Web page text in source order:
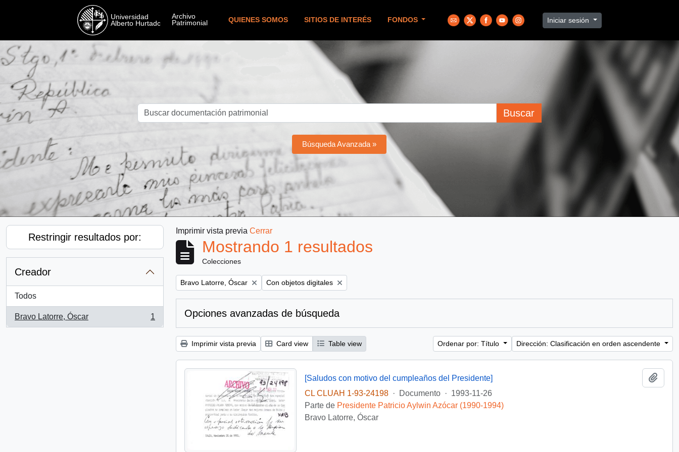
QUIENES SOMOS SITIOS DE INTERÉS FONDOS Iniciar sesión
Buscar
Búsqueda Avanzada »
Restringir resultados por:
Creador
Todos
Bravo Latorre, Óscar
, 1 resultados
1
Imprimir vista previa Cerrar
Mostrando 1 resultados
Colecciones
Remove filter:
Bravo Latorre, Óscar Remove filter:
Con objetos digitales
Opciones avanzadas de búsqueda
Imprimir vista previa Card view Table view Ordenar por: Título Dirección: Clasificación en orden ascendente
[Saludos con motivo del cumpleaños del Presidente]
CL CLUAH 1-93-24198
· Documento · 1993-11-26
Parte de Presidente Patricio Aylwin Azócar (1990-1994)
Bravo Latorre, Óscar